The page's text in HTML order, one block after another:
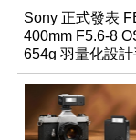
Sony 正式發表
400mm F5.6-8
654g 羽量化設
鬆